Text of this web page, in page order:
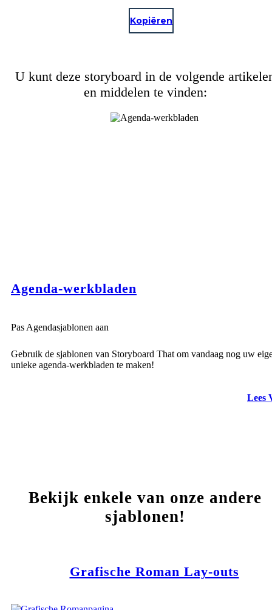
Kopiëren
U kunt deze storyboard in de volgende
en middelen te vinden:
Agenda-werkbladen
Pas Agendasjablonen aan
Gebruik de sjablonen van Storyboard That om vandaag nog uw
unieke agenda-werkbladen te maken!
Lees
Bekijk enkele van onze andere
sjablonen!
Grafische Roman Lay-outs